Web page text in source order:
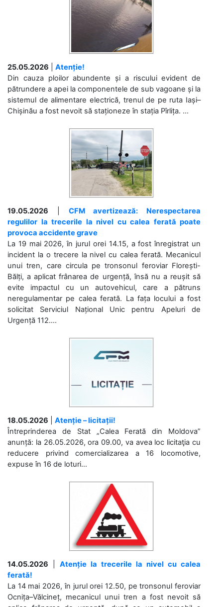
25.05.2026
Atenție!
Din cauza ploilor abundente și a riscului evident de
pătrundere a apei la componentele de sub vagoane și la
sistemul de alimentare electrică, trenul de pe ruta Iași–
Chișinău a fost nevoit să staționeze în stația Pîrlița. ...
19.05.2026
CFM avertizează: Nerespectarea
regulilor la trecerile la nivel cu calea ferată poate
provoca accidente grave
La 19 mai 2026, în jurul orei 14.15, a fost înregistrat un
incident la o trecere la nivel cu calea ferată. Mecanicul
unui tren, care circula pe tronsonul feroviar Florești-
Bălți, a aplicat frânarea de urgență, însă nu a reușit să
evite impactul cu un autovehicul, care a pătruns
neregulamentar pe calea ferată. La fața locului a fost
solicitat Serviciul Național Unic pentru Apeluri de
Urgență 112....
18.05.2026
Atenție – licitații!
Întreprinderea de Stat „Calea Ferată din Moldova”
anunță: la 26.05.2026, ora 09.00, va avea loc licitaţia cu
reducere privind comercializarea a 16 locomotive,
expuse în 16 de loturi...
14.05.2026
Atenție la trecerile la nivel cu calea
ferată!
La 14 mai 2026, în jurul orei 12.50, pe tronsonul feroviar
Ocnița–Vălcineț, mecanicul unui tren a fost nevoit să